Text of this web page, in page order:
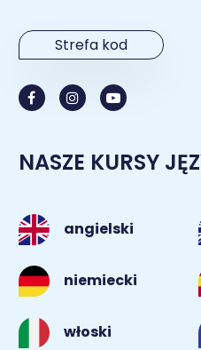
Strefa kod
NASZE KURSY
angielski
niemiecki
włoski